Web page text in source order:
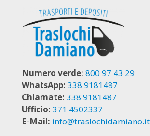
Numero verde: 800 97 43 29
WhatsApp: 338 9181487
Chiamate: 338 9181487
Ufficio: 371 4502337
E-Mail: info@traslochidamiano.it